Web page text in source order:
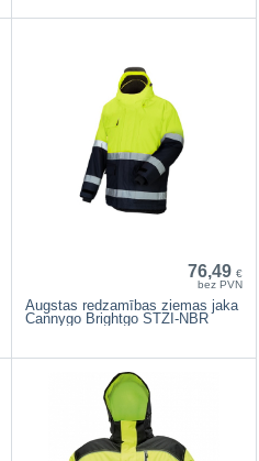
76,49 €
bez PVN
Augstas redzamības ziemas jaka
Cannygo Brightgo STZI-NBR